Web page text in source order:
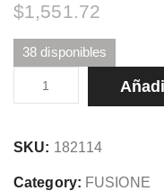
$1,551.72
38 disponibles
ROLLO
PAPEL
FUSIONE
73514
SKU: 182114
Category: FUSIONE